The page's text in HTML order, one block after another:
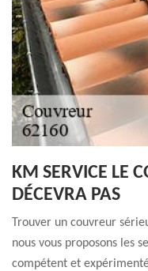
KM SERVICE LE
DÉCEVRA PAS
Trouver un couvreur
nous vous proposons les
compétent et